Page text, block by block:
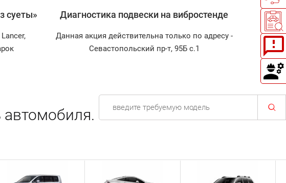
суеты» Диагностика подвески на вибростенде
Данная акция действительна только по адресу -
Севастопольский пр-т, 95Б с.1